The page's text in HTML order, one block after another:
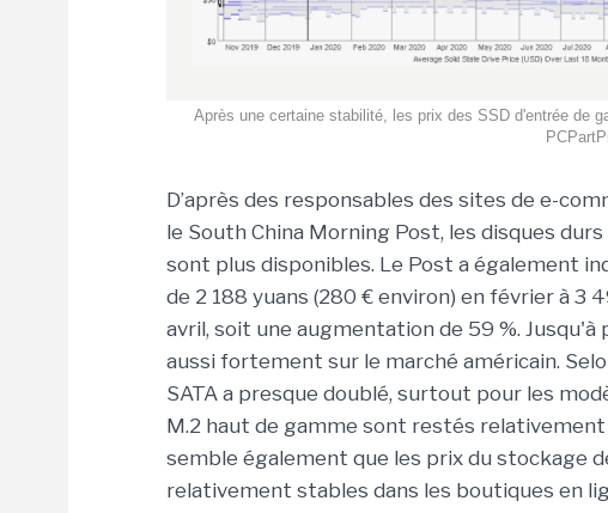
Après une certaine stabilité, les prix des SSD d'entrée de
D’après des responsables des sites de e-
le South China Morning Post, les disques
sont plus disponibles. Le Post a également
de 2 188 yuans (280 € environ) en février à 3
avril, soit une augmentation de 59 %.
aussi fortement sur le marché américain.
SATA a presque doublé, surtout pour les
M.2 haut de gamme sont restés
semble également que les prix du stockage
relativement stables dans les boutiques en